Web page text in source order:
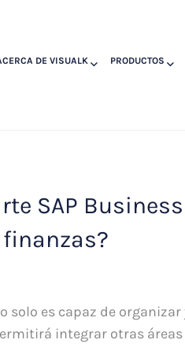
DE VISUALK PRODUCTOS
SAP
solo es capaz de
integrar otras